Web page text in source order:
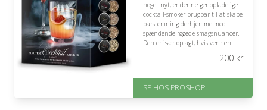
noget nyt, er denne genopladelige
cocktail-smoker brugbar til at skabe
barstemning derhjemme med
spændende røgede smagsnuancer.
Den er især oplagt, hvis vennen
pris på små, kreative gadgets.
På lager
Levering: 2-12 hverdage
200kr
SE HOS PROSHOP